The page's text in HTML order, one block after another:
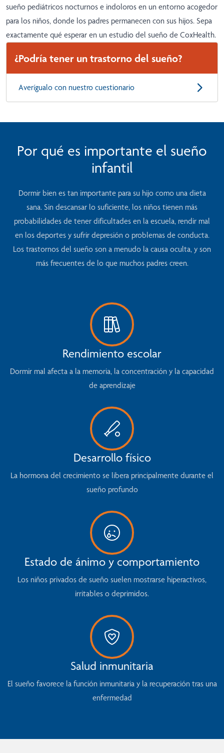
sueño pediátricos nocturnos e indoloros en un entorno acogedor
para los niños, donde los padres permanecen con sus hijos. Sepa
exactamente qué esperar en un estudio del sueño de CoxHealth.
¿Podría tener un trastorno del sueño?
Averígualo con nuestro cuestionario
Por qué es importante el sueño
infantil
Dormir bien es tan importante para su hijo como una dieta
sana. Sin descansar lo suficiente, los niños tienen más
probabilidades de tener dificultades en la escuela, rendir mal
en los deportes y sufrir depresión o problemas de conducta.
Los trastornos del sueño son a menudo la causa oculta, y son
más frecuentes de lo que muchos padres creen.
Rendimiento escolar
Dormir mal afecta a la memoria, la concentración y la capacidad
de aprendizaje
Desarrollo físico
La hormona del crecimiento se libera principalmente durante el
sueño profundo
Estado de ánimo y comportamiento
Los niños privados de sueño suelen mostrarse hiperactivos,
irritables o deprimidos.
Salud inmunitaria
El sueño favorece la función inmunitaria y la recuperación tras una
enfermedad